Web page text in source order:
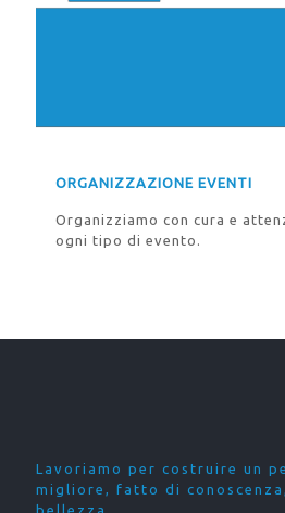
ORGANIZZAZIONE EVENTI
Organizziamo con cura e
ogni tipo di evento.
Lavoriamo per costruire un
migliore, fatto di